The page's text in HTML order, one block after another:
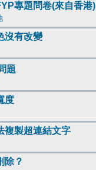
專題問卷(來自香港)
沒有改變
題
度
複製超連結文字
除？